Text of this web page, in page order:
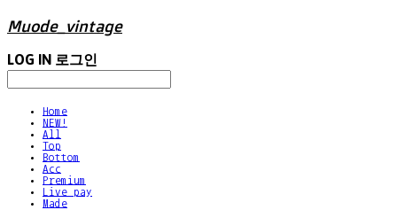
Muode_vintage
LOG IN 로그인
Home
NEW!
All
Top
Bottom
Acc
Premium
Live pay
Made